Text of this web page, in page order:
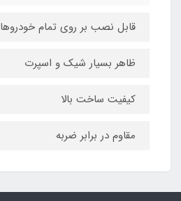
قابل نصب بر روی تمام خودروها
ظاهر بسیار شیک و اسپرت
کیفیت ساخت بالا
مقاوم در برابر ضربه